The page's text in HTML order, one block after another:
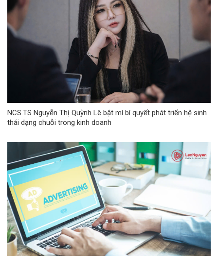
NCS.TS Nguyễn Thị Quỳnh Lê bật mí bí quyết phát triển hệ sinh
thái dạng chuỗi trong kinh doanh